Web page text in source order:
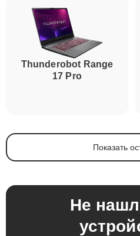
Thunderobot Range
17 Pro
Показать
Не